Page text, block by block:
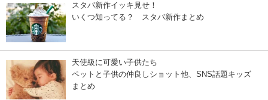
スタバ新作イッキ見せ！
いくつ知ってる？ スタバ新作まとめ
天使級に可愛い子供たち
ペットと子供の仲良しショット他、SNS話題キッズ
まとめ